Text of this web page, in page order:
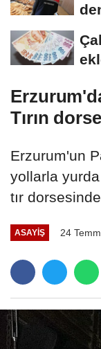
Tırın
Erzurum'un
yollarla
tır
ASAYİŞ 24